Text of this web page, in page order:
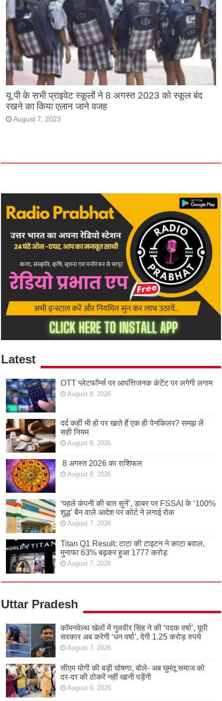
यू.पी के सभी प्राइवेट स्कूलों ने 8 अगस्त 2023 को स्कूल बंद
रखने का किया एलान जाने वजह
August 7, 2023
Latest
OTT प्लेटफॉर्म्स पर आपत्तिजनक कंटेंट पर लगेगी लगाम
August 8, 2026
दर्द कहीं भी हो पर खाते हैं एक ही पेनकिलर? समझ लें
सही नियम
August 8, 2026
8 अगस्त 2026 का राशिफल
August 8, 2026
‘पहले कंपनी की बात सुनें’, डाबर पर FSSAI के ‘100%
शुद्ध’ बैन वाले आदेश पर कोर्ट ने लगाई रोक
August 7, 2026
Titan Q1 Result: टाटा की टाइटन ने काटा बवाल,
मुनाफा 63% बढ़कर हुआ 1777 करोड़
August 7, 2026
Uttar Pradesh
कॉमनवेल्थ खेलों में गुलवीर सिंह ने की ‘पदक वर्षा’, यूपी
सरकार अब करेगी ‘धन वर्षा’, देगी 1.25 करोड़ रुपये
August 7, 2026
सीएम योगी की बड़ी घोषणा, बोले- अब घुमंतू समाज को
दर-दर की ठोकरें नहीं खानी पड़ेंगी
August 6, 2026